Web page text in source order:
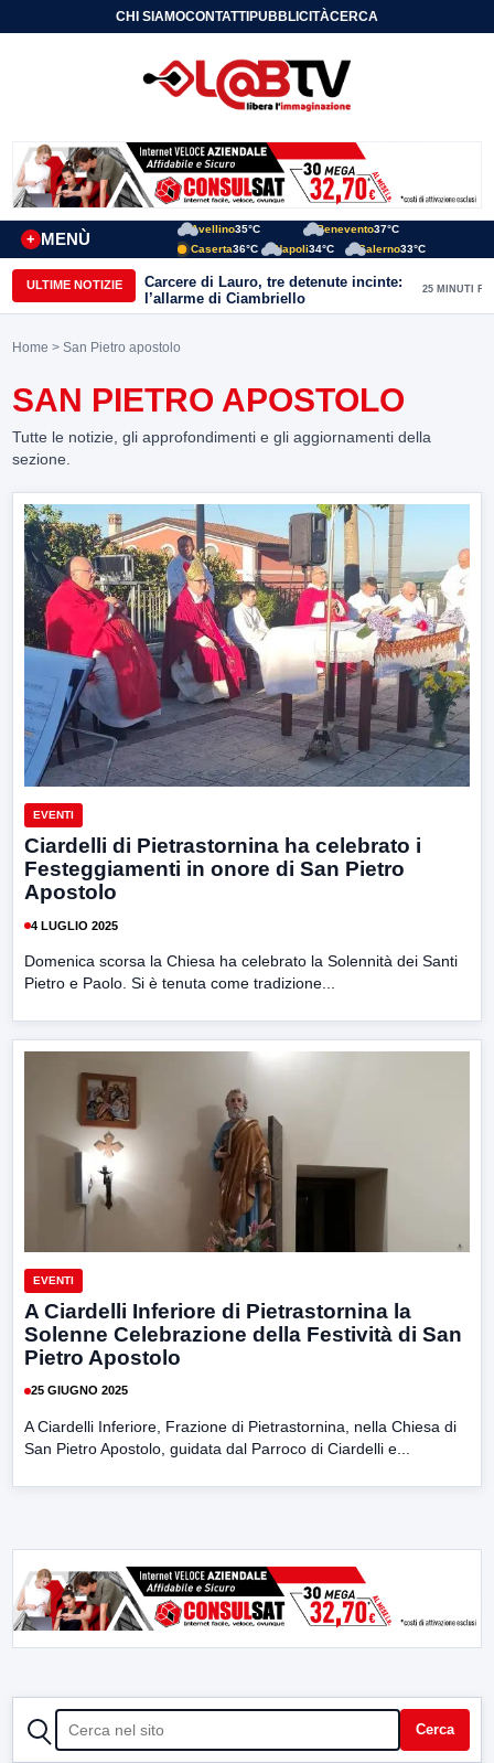
CHI SIAMOCONTATTIPUBBLICITÀCERCA
MENÙ
+
Avellino35°C Benevento37°C
Caserta36°C Napoli34°C Salerno33°C
ULTIME NOTIZIE
Carcere di Lauro, tre detenute incinte:
l’allarme di Ciambriello
25 MINUTI FA
Home > San Pietro apostolo
SAN PIETRO APOSTOLO
Tutte le notizie, gli approfondimenti e gli aggiornamenti della
sezione.
EVENTI
Ciardelli di Pietrastornina ha celebrato i
Festeggiamenti in onore di San Pietro
Apostolo
4 LUGLIO 2025
Domenica scorsa la Chiesa ha celebrato la Solennità dei Santi
Pietro e Paolo. Si è tenuta come tradizione...
EVENTI
A Ciardelli Inferiore di Pietrastornina la
Solenne Celebrazione della Festività di San
Pietro Apostolo
25 GIUGNO 2025
A Ciardelli Inferiore, Frazione di Pietrastornina, nella Chiesa di
San Pietro Apostolo, guidata dal Parroco di Ciardelli e...
CERCA Cerca